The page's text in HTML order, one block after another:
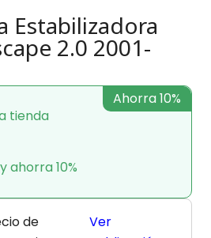
Estabilizadora
2.0 2001-
tienda
ahorra 10%
Ahorra 10%
de
Ver